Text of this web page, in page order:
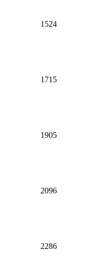
1524
1715
1905
2096
2286